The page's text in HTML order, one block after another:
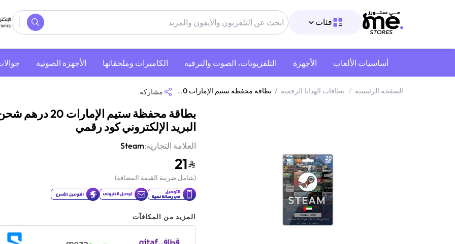
فئات
أساسيات الألعاب الأجهزة التلفزيونات، الصوت والترفيه ‫الكاميرات وملحقاتها‬ الأجهزة الصوتية
الصفحة الرئيسية / بطاقات الهدايا الرقمية / بطاقة محفظة ستيم الإمارات 20 درهم شحن عبر البريد الإلكتروني كود رقمي مشاركة
بطاقة محفظة ستيم الإمارات
البريد الإلكتروني كود رقمي
العلامة التجارية:Steam
21
(شامل ضريبة القيمة المضافة)
المزيد من المكافآت